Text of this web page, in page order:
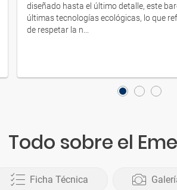
diseñado hasta el último detalle, este
últimas tecnologías ecológicas, lo que
de respetar la n...
Todo sobre el
Ficha Técnica